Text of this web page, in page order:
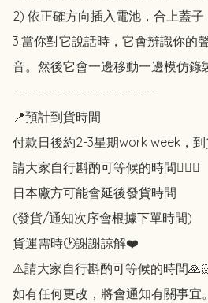
2) 依正確方向插入電池，合上蓋子
3.當你對它說話時，它會辨識你的
音。然後它會一邊移動一邊模仿錄
------------------------------
📍預計到貨時間
付款日後約2-3星期work week，
請大家自行斟酌可等候的時間🙇🏻‍♀️
日本廠方可能會延後發貨時間
(發貨/通知次序會根據下單時間)
貨運需時🕑謝謝諒解❤️
⚠️請大家自行斟酌可等候的時間
如有任何更改，將會通知有關事宜。